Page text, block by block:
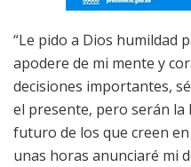
“Le pido a Dios humildad
apodere de mi mente y
decisiones importantes,
el presente, pero serán la
futuro de los que creen
unas horas anunciaré mi